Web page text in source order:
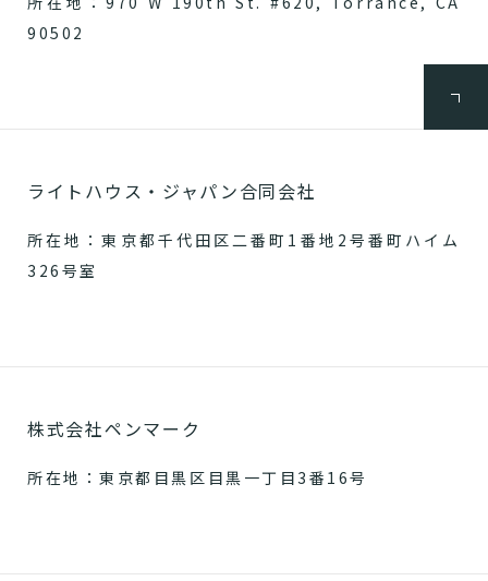
90502
ライトハウス・ジャパン合同会社
所在地：東京都千代田区二番町1番地2号番町ハイム
326号室
株式会社ペンマーク
所在地：東京都目黒区目黒一丁目3番16号